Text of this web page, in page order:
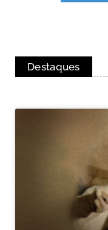
Destaques